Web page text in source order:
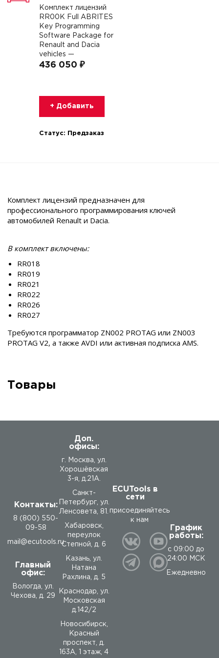
Комплект лицензий
RR00K Full ABRITES
Key Programming
Software Package for
Renault and Dacia
vehicles —
436 050 ₽
+ Добавить
Статус: Предзаказ
Комплект лицензий предназначен для
профессионального программирования ключей
автомобилей Renault и Dacia.
В комплект включены:
RR018
RR019
RR021
RR022
RR026
RR027
Требуются программатор ZN002 PROTAG или ZN003
PROTAG V2, а также AVDI или активная подписка AMS.
Товары
Контакты:
8 (800) 550-
09-58
mail@ecutools.ru
Главный
офис:
Вологда, ул.
Чехова, д. 29
Доп.
офисы:
г. Москва, ул.
Хорошёвская
3-я, д.21А.
Санкт-
Петербург, ул.
Ленсовета, 81.
Хабаровск,
переулок
Степной, д. 6
Казань, ул.
Натана
Рахлина, д. 5
Краснодар, ул.
Московская
д.142/2
Новосибирск,
Красный
проспект, д.
163А, 1 этаж, 4
ECUTools в
сети
присоединяйтесь
к нам
График
работы:
с 09:00 до
24:00 МСК
Ежедневно